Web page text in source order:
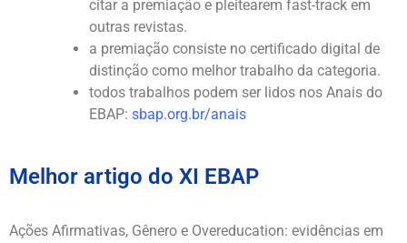
citar a premiação e pleitearem fast-track em
outras revistas.
a premiação consiste no certificado digital de
distinção como melhor trabalho da categoria.
todos trabalhos podem ser lidos nos Anais do
EBAP: sbap.org.br/anais
Melhor artigo do XI EBAP
Ações Afirmativas, Gênero e Overeducation: evidências em